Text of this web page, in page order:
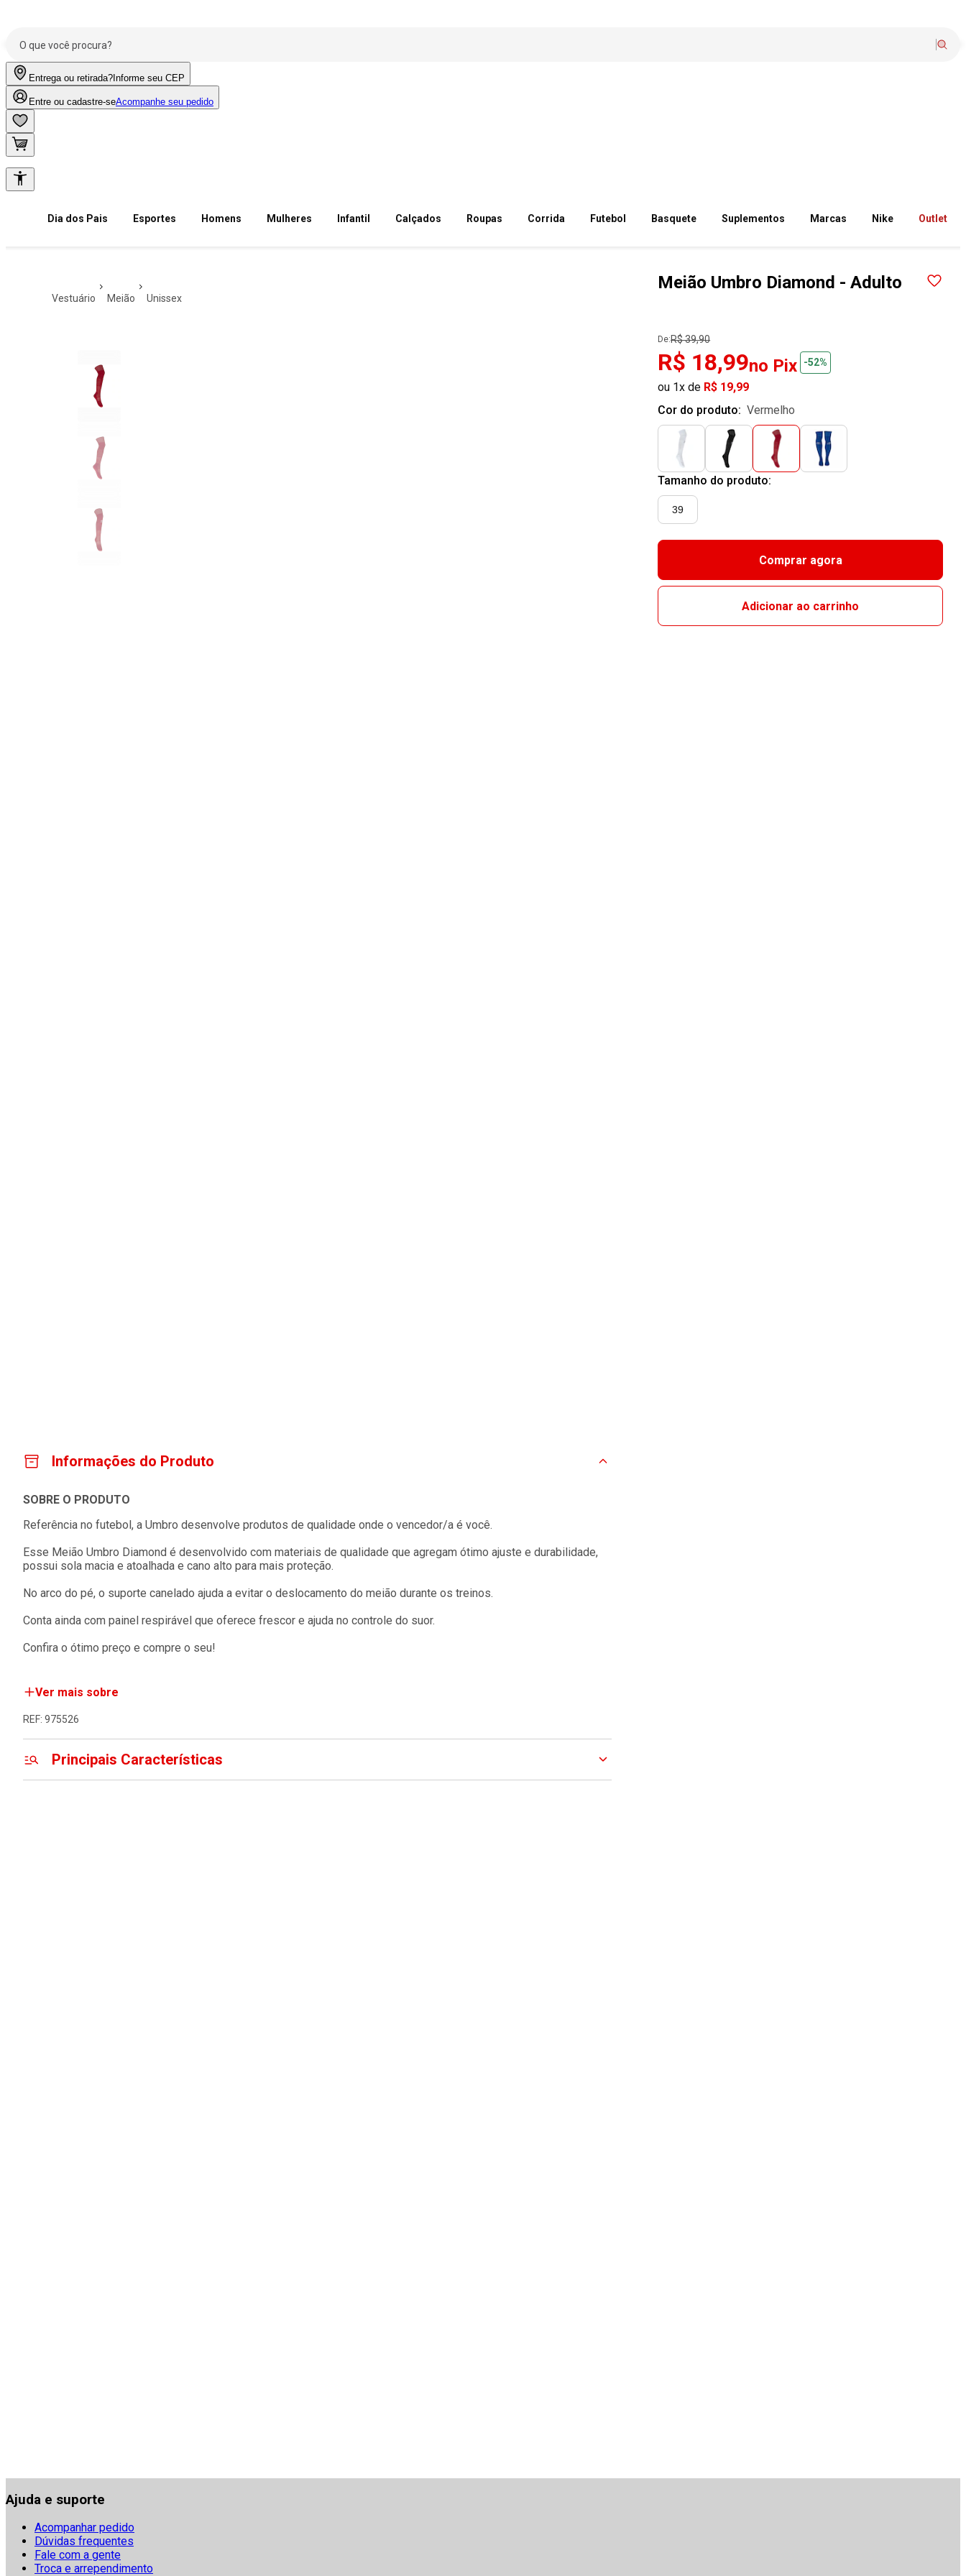
Entrega ou retirada? Informe seu CEP
Entre ou cadastre-seAcompanhe seu pedido
Dia dos Pais Esportes Homens Mulheres Infantil Calçados Roupas Corrida Futebol Basquete Suplementos Marcas Nike Outlet
vestuário meião unissex
Meião Umbro Diamond - Adulto
De:R$ 39,90
R$ 18,99no Pix -52%
ou 1x de R$ 19,99
Cor do produto:
vermelho
Tamanho do produto:
39
Comprar agora
Adicionar ao carrinho
Informações do Produto
SOBRE O PRODUTO
Referência no futebol, a Umbro desenvolve produtos de qualidade onde o vencedor/a é você.
Esse Meião Umbro Diamond é desenvolvido com materiais de qualidade que agregam ótimo ajuste e durabilidade,
possui sola macia e atoalhada e cano alto para mais proteção.
No arco do pé, o suporte canelado ajuda a evitar o deslocamento do meião durante os treinos.
Conta ainda com painel respirável que oferece frescor e ajuda no controle do suor.
Confira o ótimo preço e compre o seu!
Ver mais sobre
REF: 975526
Principais Características
Ajuda e suporte
Acompanhar pedido
Dúvidas frequentes
Fale com a gente
Troca e arrependimento